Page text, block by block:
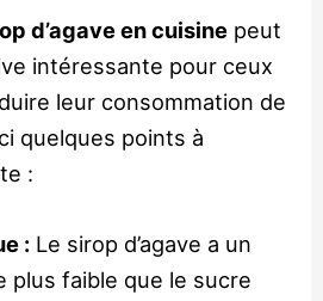
d’agave en cuisine peut
intéressante pour ceux
leur consommation de
quelques points à
:
: Le sirop d’agave a un
plus faible que le sucre